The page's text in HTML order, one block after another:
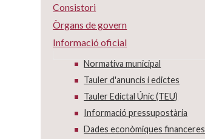
Consistori
Òrgans de govern
Informació oficial
Normativa municipal
Tauler d'anuncis i edictes
Tauler Edictal Únic (TEU)
Informació pressupostària
Dades econòmiques financeres